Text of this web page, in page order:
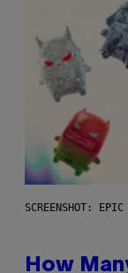
SCREENSHOT: EPIC
How